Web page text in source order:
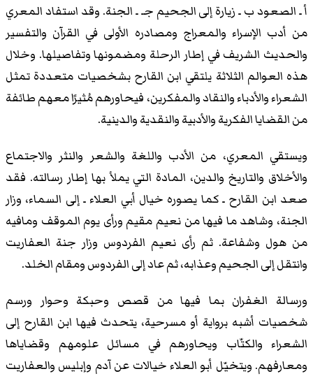
أ ـ الصعود ب ـ زيارة إلى الجحيم جـ ـ الجنة. وقد استفاد المعري
من أدب الإسراء والمعراج ومصادره الأولى في القرآن والتفسير
والحديث الشريف في إطار الرحلة ومضمونها وتفاصيلها. وخلال
هذه العوالم الثلاثة يلتقي ابن القارح بشخصيات متعددة تمثل
الشعراء والأدباء والنقاد والمفكرين، فيحاورهم مُثيرًا معهم طائفة
من القضايا الفكرية والأدبية والنقدية والدينية.
ويستقي المعري، من الأدب واللغة والشعر والنثر والاجتماع
والأخلاق والتاريخ والدين، المادة التي يملأ بها إطار رسالته. فقد
صعد ابن القارح ـ كما يصوره خيال أبي العلاء ـ إلى السماء، وزار
الجنة، وشاهد ما فيها من نعيم مقيم ورأى يوم الموقف ومافيه
من هول وشفاعة. ثم رأى نعيم الفردوس وزار جنة العفاريت
وانتقل إلى الجحيم وعذابه، ثم عاد إلى الفردوس ومقام الخلد.
ورسالة الغفران بما فيها من قصص وحبكة وحوار ورسم
شخصيات أشبه برواية أو مسرحية، يتحدث فيها ابن القارح إلى
الشعراء والكتّاب ويحاورهم في مسائل علومهم وقضاياها
ومعارفهم. ويتخيّل أبو العلاء خيالات عن آدم وإبليس والعفاريت